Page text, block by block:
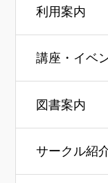
利用案内
講座・イベ
図書案内
サークル紹